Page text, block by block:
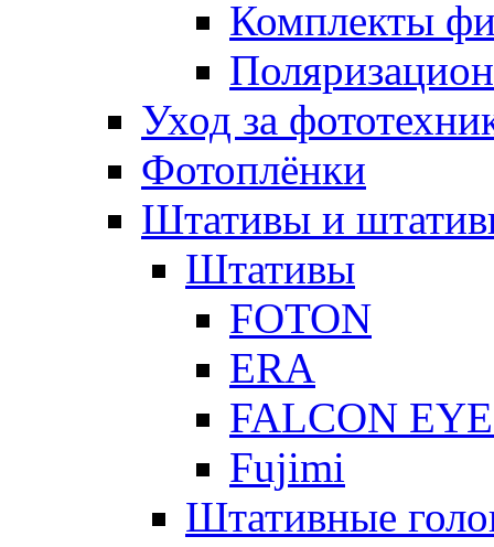
Комплекты
Уход за
Фотоплёнки
Штативы и
Штативы
FOTON
ERA
FALCON
Fujimi
Штативные